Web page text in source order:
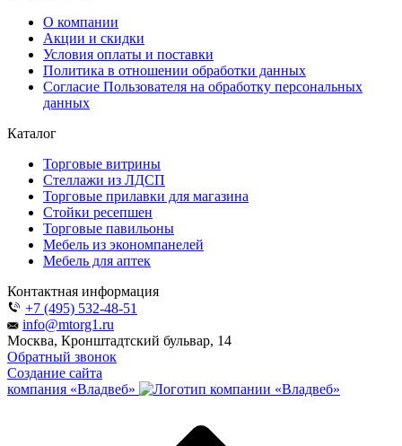
О компании
Акции и скидки
Условия оплаты и поставки
Политика в отношении обработки данных
Согласие Пользователя на обработку персональных
данных
Каталог
Торговые витрины
Стеллажи из ЛДСП
Торговые прилавки для магазина
Стойки ресепшен
Торговые павильоны
Мебель из экономпанелей
Мебель для аптек
Контактная информация
+7 (495) 532-48-51
info@mtorg1.ru
Москва, Кронштадтский бульвар, 14
Обратный звонок
Создание сайта
компания «Владвеб»